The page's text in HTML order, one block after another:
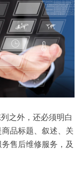
之外，还必须明白
品标题、叙述、关
售后维修服务，及